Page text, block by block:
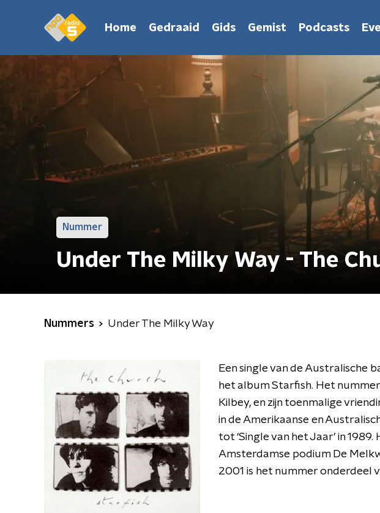
Home Gedraaid Gids Gemist Podcasts
Nummer
Under The Milky Way - The
Nummers Under The Milky Way
Een single van de Australische
het album Starfish. Het
Kilbey, en zijn toenmalige
in de Amerikaanse en
tot ‘Single van het Jaar’ in
Amsterdamse podium De
2001 is het nummer onderdeel